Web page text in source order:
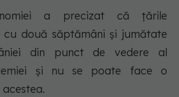
a precizat că țările
cu două săptămâni și jumătate
din punct de vedere al
și nu se poate face o